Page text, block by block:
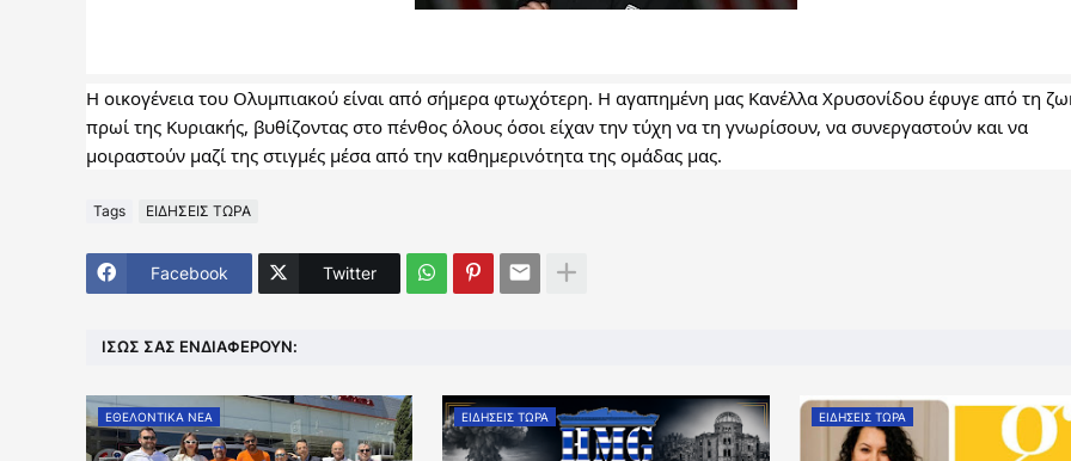
Η οικογένεια του Ολυμπιακού είναι από σήμερα φτωχότερη. Η αγαπημένη μας Κανέλλα Χρυσονίδου έφυγε από τη
πρωί της Κυριακής, βυθίζοντας στο πένθος όλους όσοι είχαν την τύχη να τη γνωρίσουν, να συνεργαστούν και να
μοιραστούν μαζί της στιγμές μέσα από την καθημερινότητα της ομάδας μας.
Tags ΕΙΔΗΣΕΙΣ ΤΩΡΑ
Facebook Twitter
ΊΣΩΣ ΣΑΣ ΕΝΔΙΑΦΈΡΟΥΝ:
ΕΘΕΛΟΝΤΙΚΑ ΝΕΑ ΕΙΔΗΣΕΙΣ ΤΩΡΑ ΕΙΔΗΣΕΙΣ ΤΩΡΑ